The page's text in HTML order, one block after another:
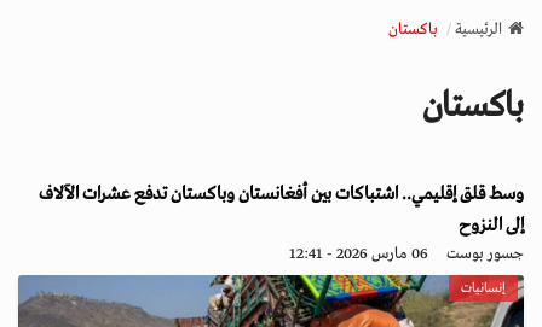
v
a
o
n
الرئيسية باكستان
باكستان
وسط قلق إقليمي.. اشتباكات بين أفغانستان وباكستان تدفع عشرات الآلاف
إلى النزوح
جسور بوست 06 مارس 2026 - 12:41
إنسانيات